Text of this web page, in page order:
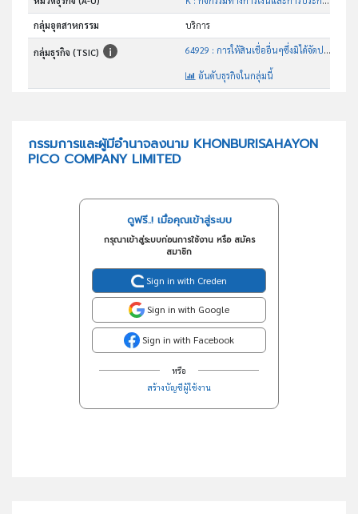
กลุ่มอุตสาหกรรม บริการ
กลุ่มธุรกิจ (TSIC) 64929 : การให้สินเชื่ออื่นๆซึ่งมิได้จัดประเภทไว้ในที่อื่น
อันดับธุรกิจในกลุ่มนี้
กรรมการและผู้มีอำนาจลงนาม KHONBURISAHAYON
PICO COMPANY LIMITED
ดูฟรี..! เมื่อคุณเข้าสู่ระบบ
กรุณาเข้าสู่ระบบก่อนการใช้งาน หรือ สมัคร
สมาชิก
Sign in with Creden
Sign in with Google
Sign in with Facebook
หรือ
สร้างบัญชีผู้ใช้งาน